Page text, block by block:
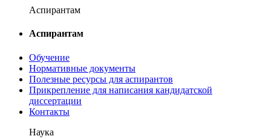
Аспирантам
Аспирантам
Обучение
Нормативные документы
Полезные ресурсы для аспирантов
Прикрепление для написания кандидатской
диссертации
Контакты
Наука